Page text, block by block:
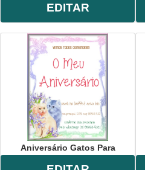
EDITAR
Aniversário Gatos Para